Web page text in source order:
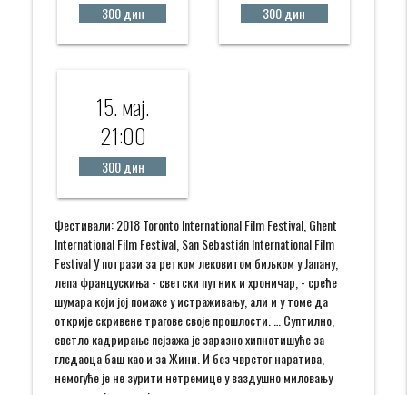
300 дин 300 дин
15. мај.
21:00
300 дин
Фестивали: 2018 Toronto International Film Festival, Ghent
International Film Festival, San Sebastián International Film
Festival У потрази за ретком лековитом биљком у Јапану,
лепа францускиња - светски путник и хроничар, - среће
шумара који јој помаже у истраживању, али и у томе да
открије скривене трагове своје прошлости. … Суптилно,
светло кадрирање пејзажа је заразно хипнотишуће за
гледаоца баш као и за Жини. И без чврстог наратива,
немогуће је не зурити нетремице у ваздушно миловању